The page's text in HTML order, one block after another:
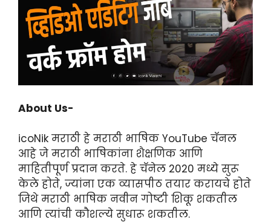
About Us-
icoNik मराठी हे मराठी भाषिक YouTube चॅनल
आहे जे मराठी भाषिकांना शैक्षणिक आणि
माहितीपूर्ण प्रदान करते. हे चॅनेल 2020 मध्ये सुरू
केले होते, ज्यांना एक व्यासपीठ तयार करायचे होते
जिथे मराठी भाषिक नवीन गोष्टी शिकू शकतील
आणि त्यांची कौशल्ये सुधारू शकतील.